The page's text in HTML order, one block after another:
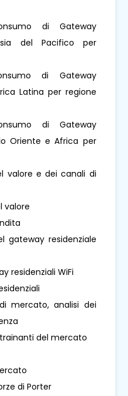
di Gateway
del Pacifico per
di Gateway
Latina per regione
di Gateway
Oriente e Africa per
valore e dei canali di
valore
gateway residenziale
residenziali WiFi
mercato, analisi dei
del mercato
di Porter